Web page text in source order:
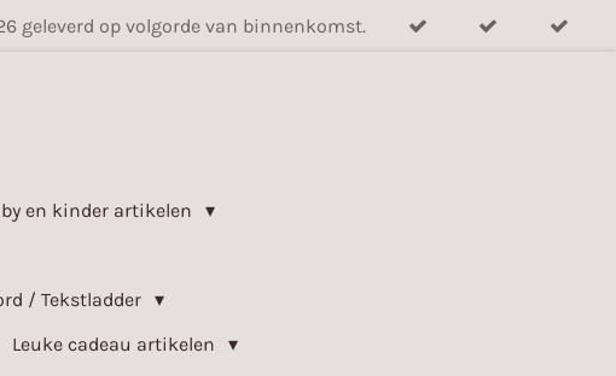
geleverd op volgorde van binnenkomst.
en kinder artikelen
/ Tekstladder
Leuke cadeau artikelen